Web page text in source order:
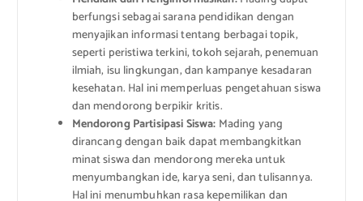
berfungsi sebagai sarana pendidikan dengan
menyajikan informasi tentang berbagai topik,
seperti peristiwa terkini, tokoh sejarah, penemuan
ilmiah, isu lingkungan, dan kampanye kesadaran
kesehatan. Hal ini memperluas pengetahuan siswa
dan mendorong berpikir kritis.
Mendorong Partisipasi Siswa: Mading yang
dirancang dengan baik dapat membangkitkan
minat siswa dan mendorong mereka untuk
menyumbangkan ide, karya seni, dan tulisannya.
Hal ini menumbuhkan rasa kepemilikan dan